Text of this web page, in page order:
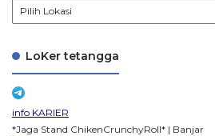
LoKer tetangga
info KARIER
*Jaga Stand ChikenCrunchyRoll* | Banjar